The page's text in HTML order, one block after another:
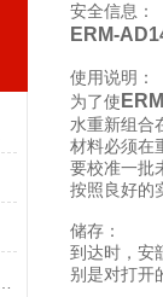
安全信息：
ERM-
使用说明：
为了使
水重新组合
材料必须在
要校准一批
按照良好的
储存：
到达时，安
别是对打开